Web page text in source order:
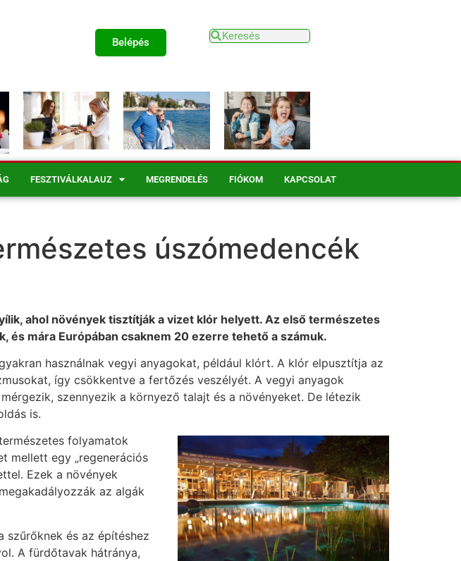
Belépés
FESZTIVÁLKALAUZ MEGRENDELÉS FIÓKOM KAPCSOLAT
úszómedencék
ahol növények tisztítják a vizet klór helyett. Az első természetes
és mára Európában csaknem 20 ezerre tehető a számuk.
használnak vegyi anyagokat, például klórt. A klór elpusztítja az
így csökkentve a fertőzés veszélyét. A vegyi anyagok
szennyezik a környező talajt és a növényeket. De létezik
is.
folyamatok
mellett egy „regenerációs
Ezek a növények
az algák
szűrőknek és az építéshez
A fürdőtavak hátránya,